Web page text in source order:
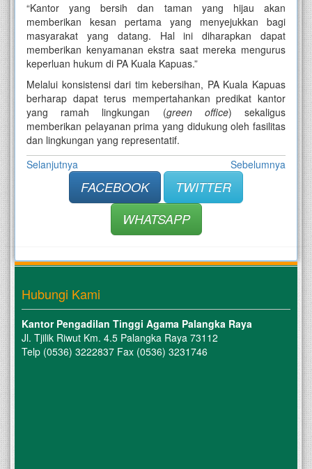
“Kantor yang bersih dan taman yang hijau akan
memberikan kesan pertama yang menyejukkan bagi
masyarakat yang datang. Hal ini diharapkan dapat
memberikan kenyamanan ekstra saat mereka mengurus
keperluan hukum di PA Kuala Kapuas.”
Melalui konsistensi dari tim kebersihan, PA Kuala Kapuas
berharap dapat terus mempertahankan predikat kantor
yang ramah lingkungan (green office) sekaligus
memberikan pelayanan prima yang didukung oleh fasilitas
dan lingkungan yang representatif.
Selanjutnya
Sebelumnya
FACEBOOK
TWITTER
WHATSAPP
Hubungi Kami
Kantor Pengadilan Tinggi Agama Palangka Raya
Jl. Tjilik Riwut Km. 4.5 Palangka Raya 73112
Telp (0536) 3222837 Fax (0536) 3231746